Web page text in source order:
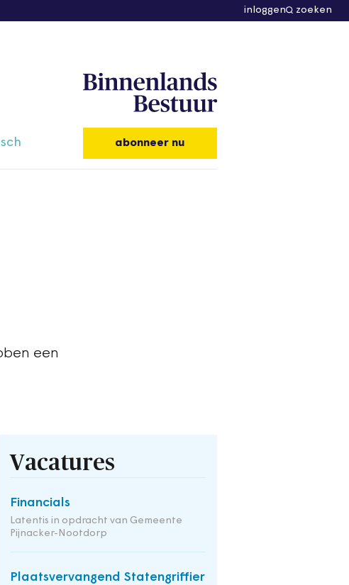
inloggen zoeken
abonneer nu
een
Vacatures
Financials
Latentis in opdracht van Gemeente
Pijnacker-Nootdorp
Plaatsvervangend Statengriffier